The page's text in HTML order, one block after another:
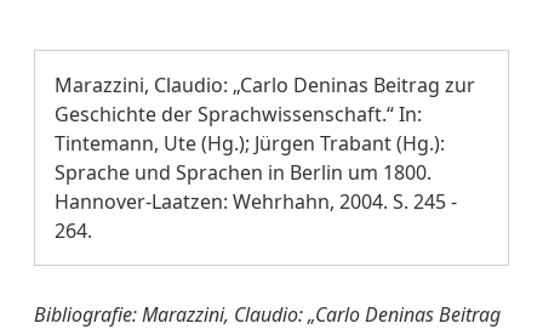
Marazzini, Claudio: „Carlo Deninas Beitrag zur
Geschichte der Sprachwissenschaft.“ In:
Tintemann, Ute (Hg.); Jürgen Trabant (Hg.):
Sprache und Sprachen in Berlin um 1800.
Hannover-Laatzen: Wehrhahn, 2004. S. 245 -
264.
Bibliografie: Marazzini, Claudio: „Carlo Deninas Beitrag